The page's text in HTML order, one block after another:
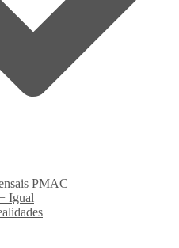
PMAC
Igual